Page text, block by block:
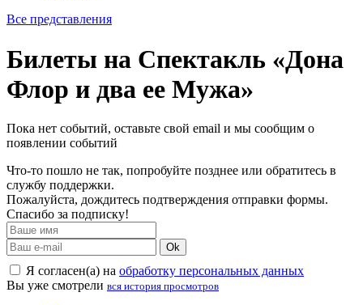
Все представления
Билеты на Спектакль «Дона
Флор и два ее Мужа»
Пока нет событий, оставьте свой email и мы сообщим о
появлении событий
Что-то пошло не так, попробуйте позднее или обратитесь в
службу поддержки.
Пожалуйста, дождитесь подтверждения отправки формы.
Спасибо за подписку!
Ok
Я согласен(а) на обработку персональных данных
Вы уже смотрели вся история просмотров